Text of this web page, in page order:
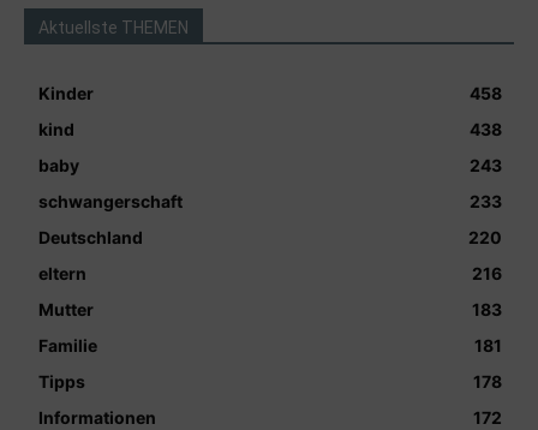
Aktuellste THEMEN
Kinder
458
kind
438
baby
243
schwangerschaft
233
Deutschland
220
eltern
216
Mutter
183
Familie
181
Tipps
178
Informationen
172